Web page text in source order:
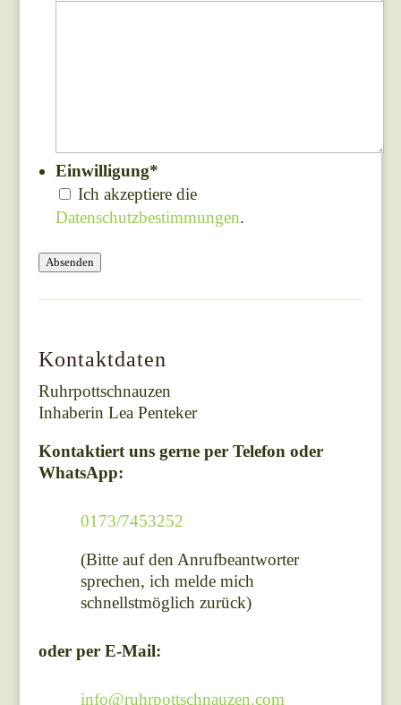
Einwilligung*
Ich akzeptiere die
Datenschutzbestimmungen.
Absenden
Kontaktdaten
Ruhrpottschnauzen
Inhaberin Lea Penteker
Kontaktiert uns gerne per Telefon oder
WhatsApp:
0173/7453252
(Bitte auf den Anrufbeantworter
sprechen, ich melde mich
schnellstmöglich zurück)
oder per E-Mail:
​info@ruhrpottschnauzen.com